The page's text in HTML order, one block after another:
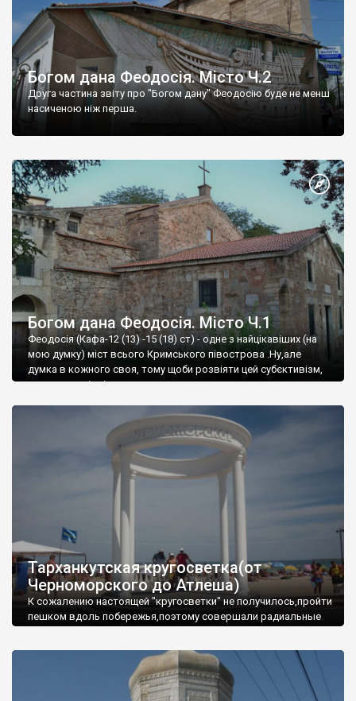
Богом дана Феодосія. Місто Ч.2
Друга частина звіту про "Богом дану" Феодосію буде не менш
насиченою ніж перша.
Богом дана Феодосія. Місто Ч.1
Феодосія (Кафа-12 (13) -15 (18) ст) - одне з найцікавіших (на
мою думку) міст всього Кримського півострова .Ну,але
думка в кожного своя, тому щоби розвіяти цей субєктивізм,
запрошую відвідати це
Тарханкутская кругосветка(от
Черноморского до Атлеша)
К сожалению настоящей "кругосветки" не получилось,пройти
пешком вдоль побережья,поэтому совершали радиальные